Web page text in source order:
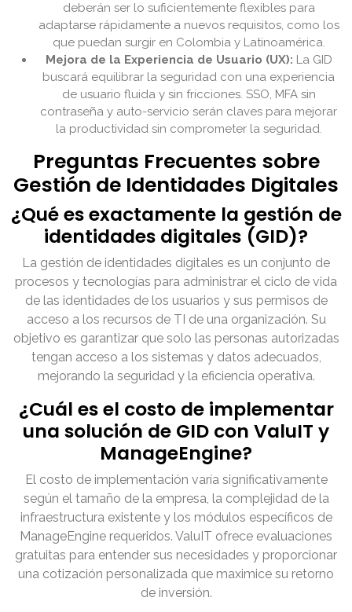
deberán ser lo suficientemente flexibles para
adaptarse rápidamente a nuevos requisitos, como los
que puedan surgir en Colombia y Latinoamérica.
Mejora de la Experiencia de Usuario (UX): La GID
buscará equilibrar la seguridad con una experiencia
de usuario fluida y sin fricciones. SSO, MFA sin
contraseña y auto-servicio serán claves para mejorar
la productividad sin comprometer la seguridad.
Preguntas Frecuentes sobre
Gestión de Identidades Digitales
¿Qué es exactamente la gestión de
identidades digitales (GID)?
La gestión de identidades digitales es un conjunto de
procesos y tecnologías para administrar el ciclo de vida
de las identidades de los usuarios y sus permisos de
acceso a los recursos de TI de una organización. Su
objetivo es garantizar que solo las personas autorizadas
tengan acceso a los sistemas y datos adecuados,
mejorando la seguridad y la eficiencia operativa.
¿Cuál es el costo de implementar
una solución de GID con ValuIT y
ManageEngine?
El costo de implementación varía significativamente
según el tamaño de la empresa, la complejidad de la
infraestructura existente y los módulos específicos de
ManageEngine requeridos. ValuIT ofrece evaluaciones
gratuitas para entender sus necesidades y proporcionar
una cotización personalizada que maximice su retorno
de inversión.